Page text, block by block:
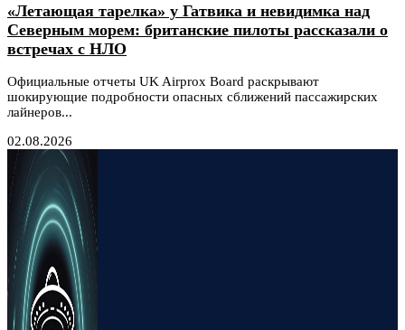
«Летающая тарелка» у Гатвика и невидимка над
Северным морем: британские пилоты рассказали о
встречах с НЛО
Официальные отчеты UK Airprox Board раскрывают
шокирующие подробности опасных сближений пассажирских
лайнеров...
02.08.2026